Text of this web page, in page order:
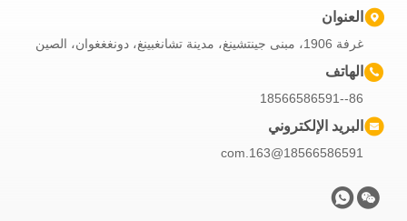
العنوان
غرفة 1906، مبنى جينتشينغ، مدينة تشانغبينغ، دونغغغوان، الصين
الهاتف
86--18566586591
البريد الإلكتروني
18566586591@163.com